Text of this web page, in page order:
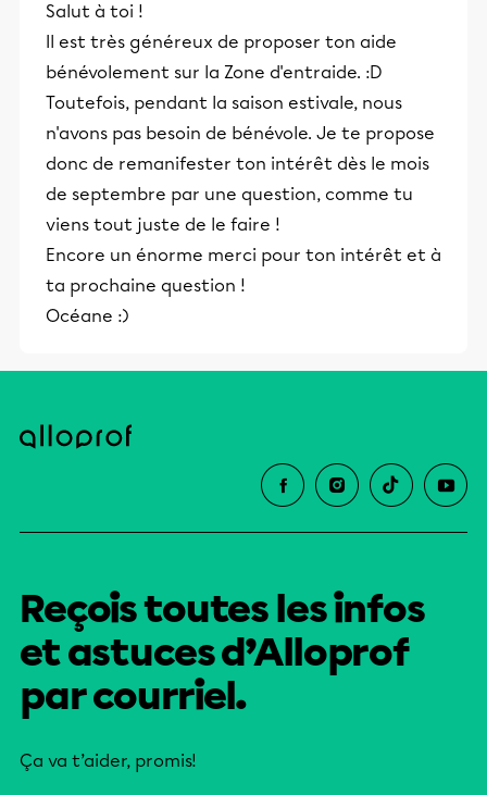
Salut à toi !
Il est très généreux de proposer ton aide
bénévolement sur la Zone d'entraide. :D
Toutefois, pendant la saison estivale, nous
n'avons pas besoin de bénévole. Je te propose
donc de remanifester ton intérêt dès le mois
de septembre par une question, comme tu
viens tout juste de le faire !
Encore un énorme merci pour ton intérêt et à
ta prochaine question !
Océane :)
Reçois toutes les infos
et astuces d’Alloprof
par courriel.
Ça va t’aider, promis!